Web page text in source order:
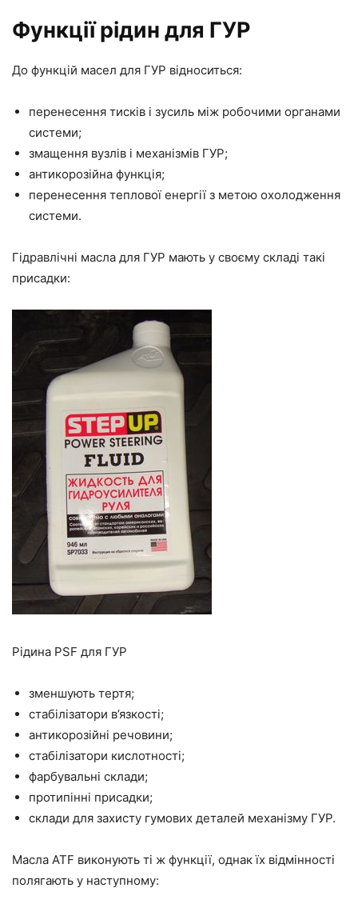
Функції рідин для ГУР
До функцій масел для ГУР відноситься:
перенесення тисків і зусиль між робочими органами
системи;
змащення вузлів і механізмів ГУР;
антикорозійна функція;
перенесення теплової енергії з метою охолодження
системи.
Гідравлічні масла для ГУР мають у своєму складі такі
присадки:
Рідина PSF для ГУР
зменшують тертя;
стабілізатори в’язкості;
антикорозійні речовини;
стабілізатори кислотності;
фарбувальні склади;
протипінні присадки;
склади для захисту гумових деталей механізму ГУР.
Масла ATF виконують ті ж функції, однак їх відмінності
полягають у наступному: